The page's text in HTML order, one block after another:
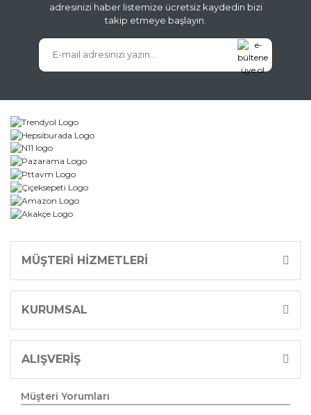
adresinizi haber listemize ücretsiz kaydedin bizi
takip etmeye başlayın.
MÜŞTERİ HİZMETLERİ
KURUMSAL
ALIŞVERİŞ
Müşteri Yorumları